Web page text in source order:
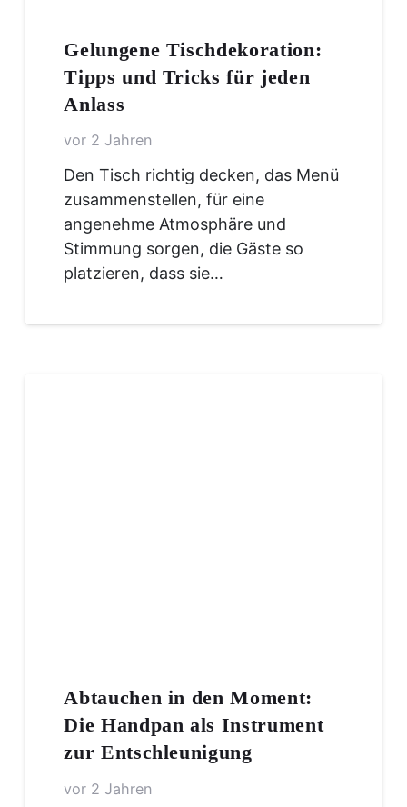
Gelungene Tischdekoration:
Tipps und Tricks für jeden
Anlass
vor 2 Jahren
Den Tisch richtig decken, das Menü
zusammenstellen, für eine
angenehme Atmosphäre und
Stimmung sorgen, die Gäste so
platzieren, dass sie…
Abtauchen in den Moment:
Die Handpan als Instrument
zur Entschleunigung
vor 2 Jahren